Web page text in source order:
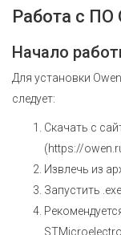
Работа с ПО
Начало
Для установки
следует:
Скачать с
(https://
Извлечь из
Запустить